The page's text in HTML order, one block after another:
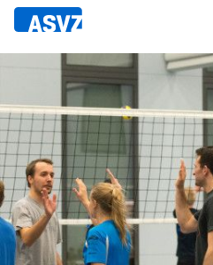
Direkt
zum
Sportfahrplan
Sportarten
Sportanlagen